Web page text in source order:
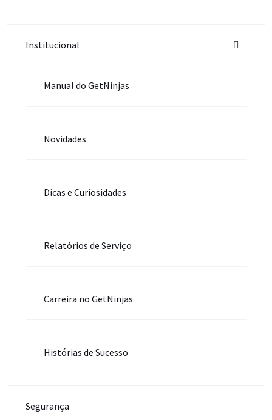
Institucional
Manual do GetNinjas
Novidades
Dicas e Curiosidades
Relatórios de Serviço
Carreira no GetNinjas
Histórias de Sucesso
Segurança